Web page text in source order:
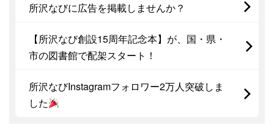
所沢なびに広告を掲載しませんか？
【所沢なび創設15周年記念本】が、国・県・
市の図書館で配架スタート！
所沢なびInstagramフォロワー2万人突破しま
した